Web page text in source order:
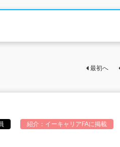
最初へ
紹介： イーキャリアFAに掲載